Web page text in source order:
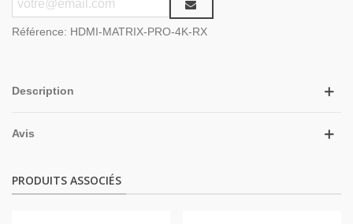
Référence: HDMI-MATRIX-PRO-4K-RX
Description
Avis
PRODUITS ASSOCIÉS